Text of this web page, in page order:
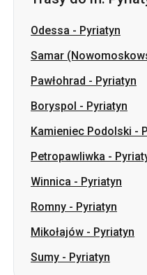
Pawłohrad -Pyriatyn
Boryspol-Pyriatyn
Kamieniec Podolski-
Petropawliwka-
Winnica-Pyriatyn
Romny-Pyriatyn
Mikołajów-Pyriatyn
Sumy-Pyriatyn
Trasy z m.